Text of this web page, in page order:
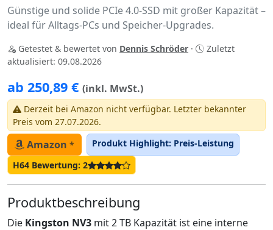
Günstige und solide PCIe 4.0-SSD mit großer Kapazität –
ideal für Alltags-PCs und Speicher-Upgrades.
Getestet & bewertet von Dennis Schröder ·
Zuletzt
aktualisiert: 09.08.2026
ab 250,89 € (inkl. MwSt.)
Derzeit bei Amazon nicht verfügbar. Letzter bekannter
Preis vom 27.07.2026.
Amazon *
Produkt Highlight: Preis-Leistung
H64 Bewertung: 2
Produktbeschreibung
Die Kingston NV3 mit 2 TB Kapazität ist eine interne